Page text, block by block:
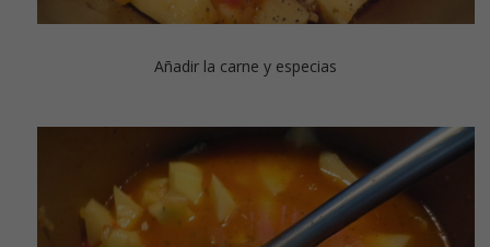
Añadir la carne y especias